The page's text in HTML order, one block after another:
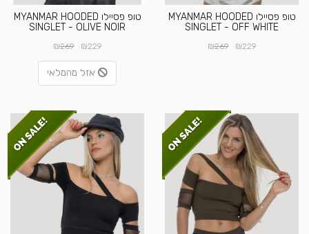
טופ פסיילו MYANMAR HOODED
SINGLET - OFF WHITE
₪229
₪269
טופ פסיילו MYANMAR HOODED
SINGLET - OLIVE NOIR
₪229
₪269
אזל מהמלאי